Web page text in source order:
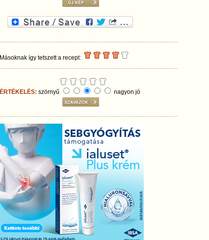
Másoknak így tetszett a recept:
ÉRTÉKELÉS: szörnyű nagyon jó